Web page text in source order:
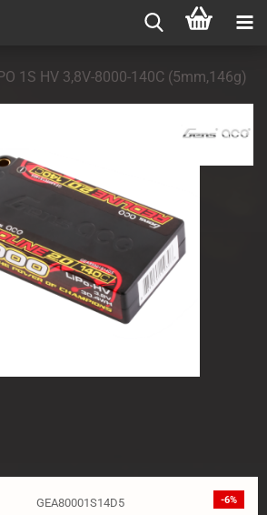
1S HV 3,8V-8000-140C (5mm,146g)
-6%
GEA80001S14D5